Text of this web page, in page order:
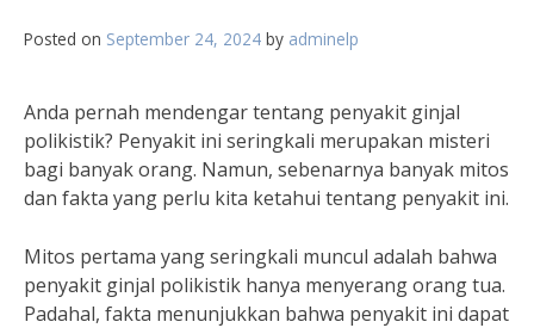
Posted on September 24, 2024 by adminelp
Anda pernah mendengar tentang penyakit ginjal
polikistik? Penyakit ini seringkali merupakan misteri
bagi banyak orang. Namun, sebenarnya banyak mitos
dan fakta yang perlu kita ketahui tentang penyakit ini.
Mitos pertama yang seringkali muncul adalah bahwa
penyakit ginjal polikistik hanya menyerang orang tua.
Padahal, fakta menunjukkan bahwa penyakit ini dapat